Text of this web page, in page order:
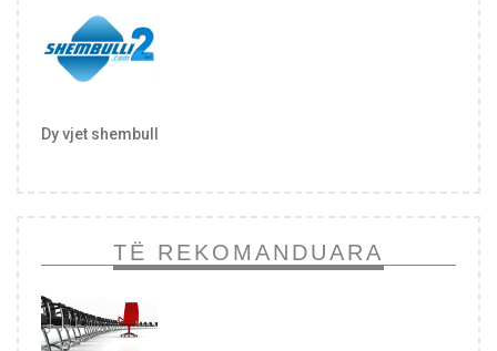
Dy vjet shembull
TË REKOMANDUARA